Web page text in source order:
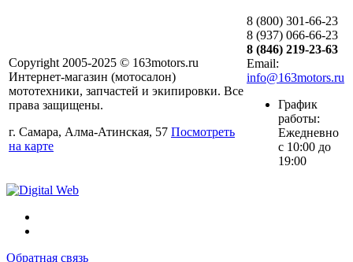
Copyright 2005-2025 © 163motors.ru
Интернет-магазин (мотосалон)
мототехники, запчастей и экипировки. Все
права защищены.
г. Самара, Алма-Атинская, 57 Посмотреть
на карте
8 (800) 301-66-23
8 (937) 066-66-23
8 (846) 219-23-63
Email:
info@163motors.ru
График
работы:
Ежедневно
с 10:00 до
19:00
Обратная связь